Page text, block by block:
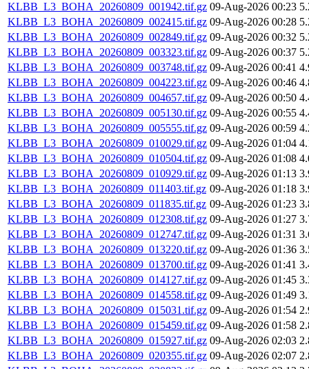
KLBB_L3_BOHA_20260809_001942.tif.gz 09-Aug-2026 00:23
KLBB_L3_BOHA_20260809_002415.tif.gz 09-Aug-2026 00:28
KLBB_L3_BOHA_20260809_002849.tif.gz 09-Aug-2026 00:32
KLBB_L3_BOHA_20260809_003323.tif.gz 09-Aug-2026 00:37
KLBB_L3_BOHA_20260809_003748.tif.gz 09-Aug-2026 00:41
KLBB_L3_BOHA_20260809_004223.tif.gz 09-Aug-2026 00:46
KLBB_L3_BOHA_20260809_004657.tif.gz 09-Aug-2026 00:50
KLBB_L3_BOHA_20260809_005130.tif.gz 09-Aug-2026 00:55
KLBB_L3_BOHA_20260809_005555.tif.gz 09-Aug-2026 00:59
KLBB_L3_BOHA_20260809_010029.tif.gz 09-Aug-2026 01:04
KLBB_L3_BOHA_20260809_010504.tif.gz 09-Aug-2026 01:08
KLBB_L3_BOHA_20260809_010929.tif.gz 09-Aug-2026 01:13
KLBB_L3_BOHA_20260809_011403.tif.gz 09-Aug-2026 01:18
KLBB_L3_BOHA_20260809_011835.tif.gz 09-Aug-2026 01:23
KLBB_L3_BOHA_20260809_012308.tif.gz 09-Aug-2026 01:27
KLBB_L3_BOHA_20260809_012747.tif.gz 09-Aug-2026 01:31
KLBB_L3_BOHA_20260809_013220.tif.gz 09-Aug-2026 01:36
KLBB_L3_BOHA_20260809_013700.tif.gz 09-Aug-2026 01:41
KLBB_L3_BOHA_20260809_014127.tif.gz 09-Aug-2026 01:45
KLBB_L3_BOHA_20260809_014558.tif.gz 09-Aug-2026 01:49
KLBB_L3_BOHA_20260809_015031.tif.gz 09-Aug-2026 01:54
KLBB_L3_BOHA_20260809_015459.tif.gz 09-Aug-2026 01:58
KLBB_L3_BOHA_20260809_015927.tif.gz 09-Aug-2026 02:03
KLBB_L3_BOHA_20260809_020355.tif.gz 09-Aug-2026 02:07